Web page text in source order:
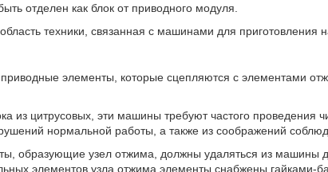
отделен как блок от приводного модуля.
техники, связанная с машинами для приготовления
элементы, которые сцепляются с элементами
из цитрусовых, эти машины требуют частого проведения
нормальной работы, а также из соображений
образующие узел отжима, должны удаляться из машины
элементов узла отжима элементы снабжены гайками-